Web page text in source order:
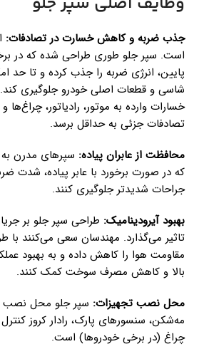
جذب ضربه و کاهش خسارت در تصادفات:
است. سپر جلو طوری طراحی شده که در
پایین، انرژی ضربه را جذب کرده و تا حد
شاسی و قطعات اصلی خودرو جلوگیری
خسارات وارده به موتور، رادیاتور،
تصادفات جزئی به حداقل برسد.
محافظت از عابران پیاده: سپرهای مدرن
که در صورت برخورد با عابر پیاده، شدت
جراحات شدیدتر جلوگیری کنند.
بهبود آیرودینامیک: طراحی سپر جلو بر
تاثیر می‌گذارد. مهندسان سعی می‌کنند با
مقاومت هوا را کاهش داده و به بهبود
بالا و کاهش مصرف سوخت کمک کنند.
محل نصب تجهیزات: سپر جلو محل نصب
مه‌شکن، سنسورهای پارک، رادار کروز
چراغ (در برخی خودروها) است.